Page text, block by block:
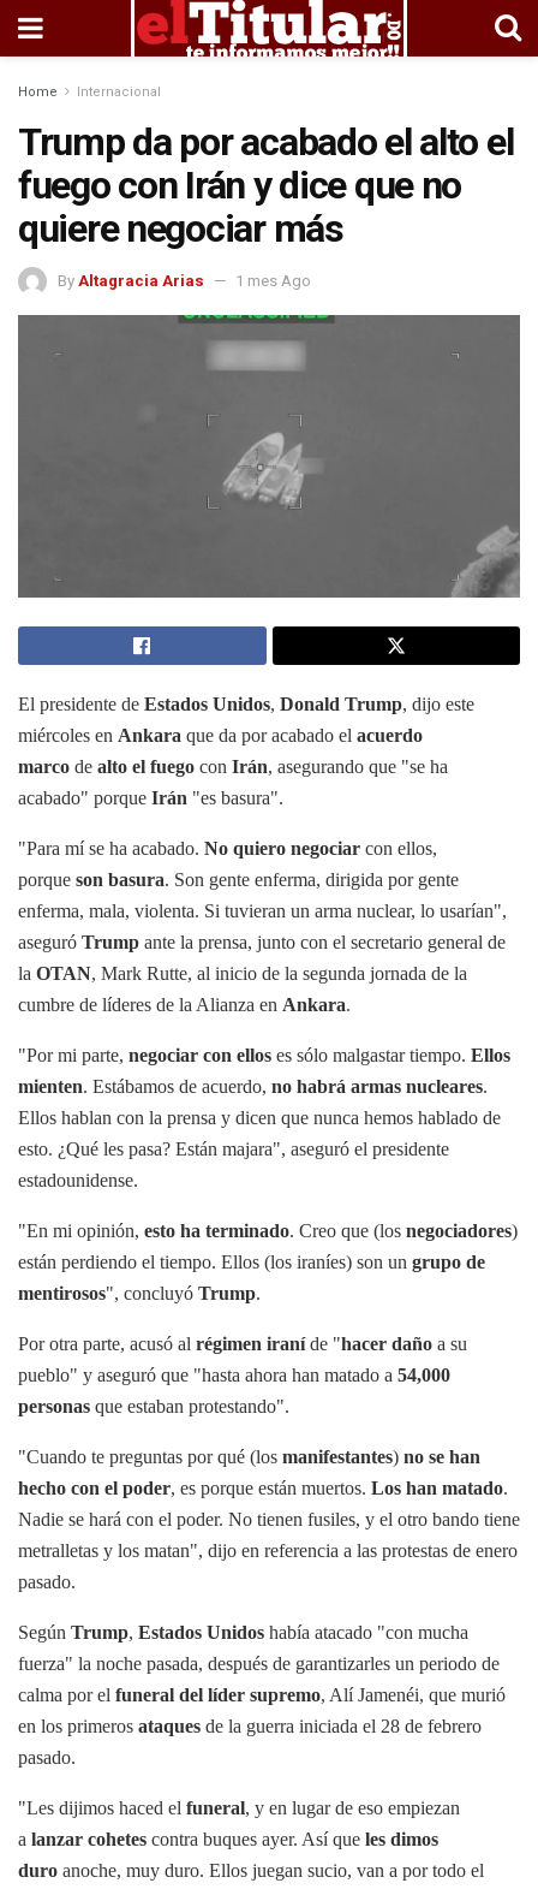
Home Internacional
Trump da por acabado el alto el
fuego con Irán y dice que no
quiere negociar más
By Altagracia Arias 1 mes Ago
El presidente de Estados Unidos, Donald Trump, dijo este
miércoles en Ankara que da por acabado el acuerdo
marco de alto el fuego con Irán, asegurando que "se ha
acabado" porque Irán "es basura".
"Para mí se ha acabado. No quiero negociar con ellos,
porque son basura. Son gente enferma, dirigida por gente
enferma, mala, violenta. Si tuvieran un arma nuclear, lo usarían",
aseguró Trump ante la prensa, junto con el secretario general de
la OTAN, Mark Rutte, al inicio de la segunda jornada de la
cumbre de líderes de la Alianza en Ankara.
"Por mi parte, negociar con ellos es sólo malgastar tiempo. Ellos
mienten. Estábamos de acuerdo, no habrá armas nucleares.
Ellos hablan con la prensa y dicen que nunca hemos hablado de
esto. ¿Qué les pasa? Están majara", aseguró el presidente
estadounidense.
"En mi opinión, esto ha terminado. Creo que (los negociadores)
están perdiendo el tiempo. Ellos (los iraníes) son un grupo de
mentirosos", concluyó Trump.
Por otra parte, acusó al régimen iraníde "hacer daño a su
pueblo" y aseguró que "hasta ahora han matado a 54,000
personas que estaban protestando".
"Cuando te preguntas por qué (los manifestantes) no se han
hecho con el poder, es porque están muertos. Los han matado.
Nadie se hará con el poder. No tienen fusiles, y el otro bando tiene
metralletas y los matan", dijo en referencia a las protestas de enero
pasado.
Según Trump, Estados Unidos había atacado "con mucha
fuerza" la noche pasada, después de garantizarles un periodo de
calma por el funeral del líder supremo, Alí Jamenéi, que murió
en los primeros ataques de la guerra iniciada el 28 de febrero
pasado.
"Les dijimos haced el funeral, y en lugar de eso empiezan
a lanzar cohetes contra buques ayer. Así que les dimos
duro anoche, muy duro. Ellos juegan sucio, van a por todo el